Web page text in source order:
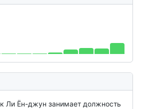
Ли Ён-джун занимает должность